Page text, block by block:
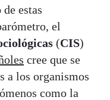
estas
el
(CIS)
cree que se
a los organismos
como la